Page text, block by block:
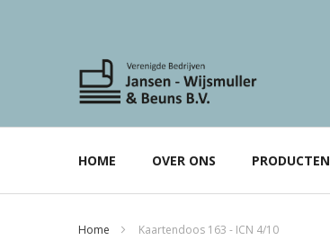
HOME OVER ONS PRODUCTEN
Home Kaartendoos 163 - ICN 4/10